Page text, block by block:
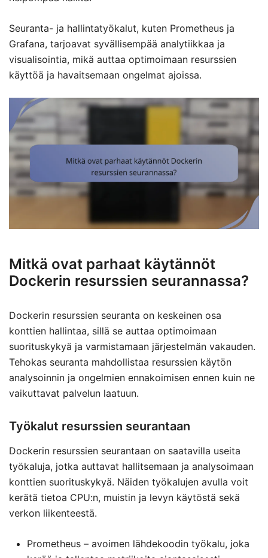
Seuranta- ja hallintatyökalut, kuten Prometheus ja
Grafana, tarjoavat syvällisempää analytiikkaa ja
visualisointia, mikä auttaa optimoimaan resurssien
käyttöä ja havaitsemaan ongelmat ajoissa.
Mitkä ovat parhaat käytännöt
Dockerin resurssien seurannassa?
Dockerin resurssien seuranta on keskeinen osa
konttien hallintaa, sillä se auttaa optimoimaan
suorituskykyä ja varmistamaan järjestelmän vakauden.
Tehokas seuranta mahdollistaa resurssien käytön
analysoinnin ja ongelmien ennakoimisen ennen kuin ne
vaikuttavat palvelun laatuun.
Työkalut resurssien seurantaan
Dockerin resurssien seurantaan on saatavilla useita
työkaluja, jotka auttavat hallitsemaan ja analysoimaan
konttien suorituskykyä. Näiden työkalujen avulla voit
kerätä tietoa CPU:n, muistin ja levyn käytöstä sekä
verkon liikenteestä.
Prometheus – avoimen lähdekoodin työkalu, joka